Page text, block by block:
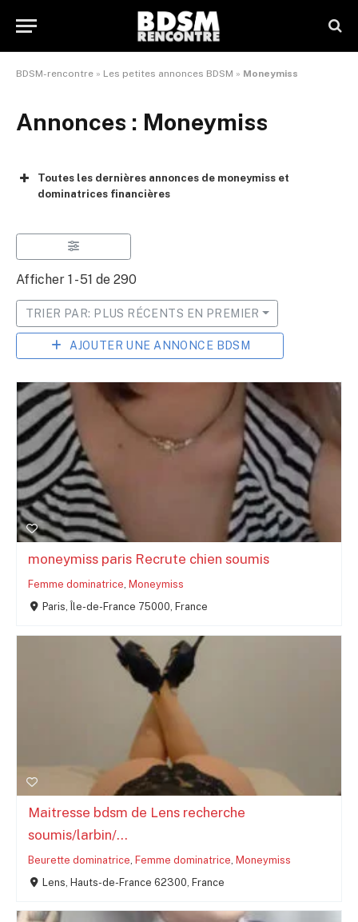
BDSM-rencontre » Les petites annonces BDSM » Moneymiss
Annonces : Moneymiss
Toutes les dernières annonces de moneymiss et
dominatrices financières
Afficher 1 - 51 de 290
TRIER PAR: PLUS RÉCENTS EN PREMIER
AJOUTER UNE ANNONCE BDSM
moneymiss paris Recrute chien soumis
Femme dominatrice, Moneymiss
Paris, Île-de-France 75000, France
Maitresse bdsm de Lens recherche
soumis/larbin/...
Beurette dominatrice Femme dominatrice Moneymiss
Lens, Hauts-de-France 62300, France